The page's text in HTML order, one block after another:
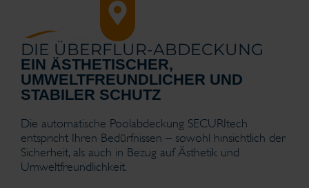
DIE ÜBERFLUR-ABDECKUNG
EIN ÄSTHETISCHER,
UMWELTFREUNDLICHER UND
STABILER SCHUTZ
Die automatische Poolabdeckung SECURItech
entspricht Ihren Bedürfnissen – sowohl hinsichtlich der
Sicherheit, als auch in Bezug auf Ästhetik und
Umweltfreundlichkeit.